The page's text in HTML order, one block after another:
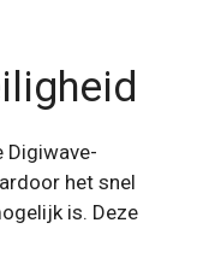
Digiwave-
het snel
is. Deze